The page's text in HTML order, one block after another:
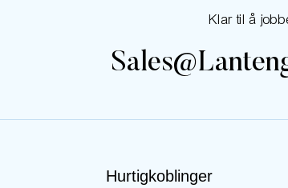
Klar til å
Hurtigkoblinger